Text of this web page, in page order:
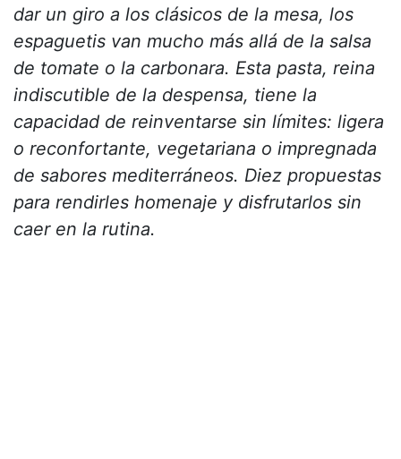
dar un giro a los clásicos de la mesa, los
espaguetis van mucho más allá de la salsa
de tomate o la carbonara. Esta pasta, reina
indiscutible de la despensa, tiene la
capacidad de reinventarse sin límites: ligera
o reconfortante, vegetariana o impregnada
de sabores mediterráneos. Diez propuestas
para rendirles homenaje y disfrutarlos sin
caer en la rutina.